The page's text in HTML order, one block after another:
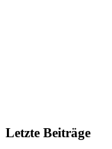
Letzte Beiträge